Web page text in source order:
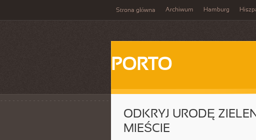
Strona główna Archiwum Hamburg
PORTO
ODKRYJ URODĘ
MIEŚCIE